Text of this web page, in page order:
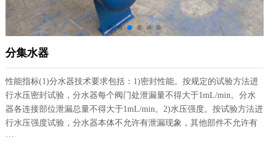
分集水器
性能指标(1)分水器技术要求包括：1)密封性能。按规定的试验方法进
行水压密封试验，分水器每个阀门处泄漏量不得大于1mL/min。分水
器各连接部位泄漏总量不得大于1mL/min。2)水压强度。按试验方法进
行水压强度试验，分水器本体不允许有泄漏现象，其他部件不允许有
···